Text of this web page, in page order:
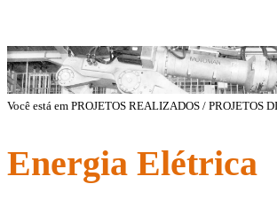
Você está em PROJETOS REALIZADOS / PROJETOS
Energia Elétrica